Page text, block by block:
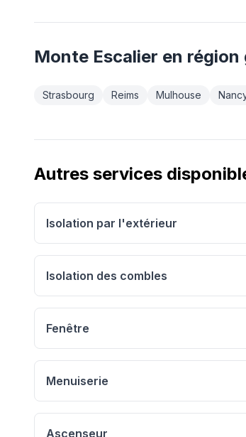
Monte Escalier en région
Strasbourg Reims Mulhouse
Autres services
Isolation par l'extérieur
Isolation des combles
Fenêtre
Menuiserie
Ascenseur